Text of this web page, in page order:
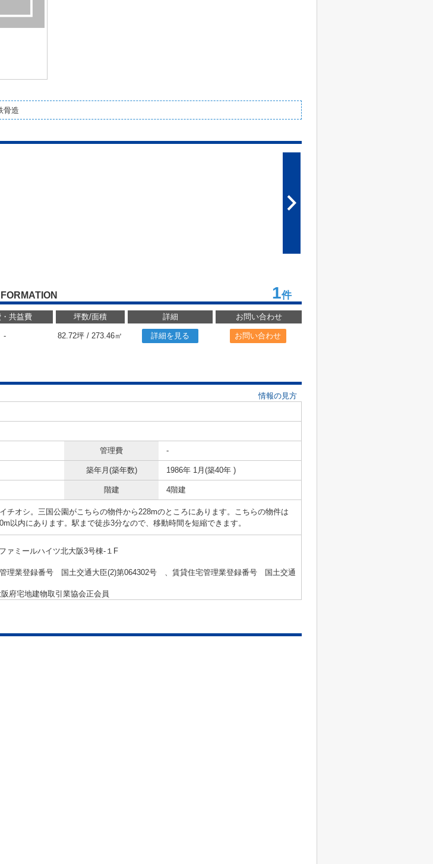
骨造
1件
共益費 坪数/面積 詳細 お問い合わせ
- 82.72坪 / 273.46㎡ 詳細を見る お問い合わせ
情報の見方
管理費 -
築年月(築年数) 1986年 1月(築40年 )
階建 4階建
チオシ。三国公園がこちらの物件から228mのところにあります。こちらの物件は
以内にあります。駅まで徒歩3分なので、移動時間を短縮できます。
ァミールハイツ北大阪3号棟-１F
管理業登録番号 国土交通大臣(2)第064302号 、賃貸住宅管理業登録番号 国土交通
府宅地建物取引業協会正会員